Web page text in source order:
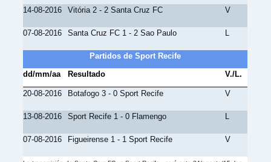
14-08-2016 Vitória 2 - 2 Santa Cruz FC V
07-08-2016 Santa Cruz FC 1 - 2 Sao Paulo L
Partidos de Sport Recife
dd/mm/aa
Resultado V./L.
20-08-2016 Botafogo 3 - 0 Sport Recife V
13-08-2016 Sport Recife 1 - 0 Flamengo L
07-08-2016 Figueirense 1 - 1 Sport Recife V